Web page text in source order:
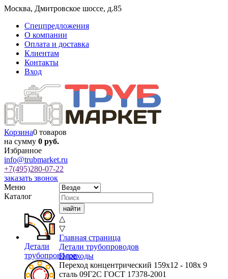
Москва, Дмитровское шоссе, д.85
Спецпредложения
О компании
Оплата и доставка
Клиентам
Контакты
Вход
Корзина0 товаров
на сумму 0 руб.
Избранное
info@trubmarket.ru
+7(495)280-07-22
заказать звонок
Меню
Каталог
Детали
трубопроводов
△
▽
Главная страница
Детали трубопроводов
Переходы
Переход концентрический 159х12 - 108х 9
сталь 09Г2С ГОСТ 17378-2001